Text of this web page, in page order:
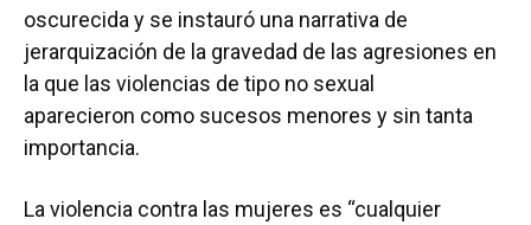
oscurecida y se instauró una narrativa de
jerarquización de la gravedad de las agresiones en
la que las violencias de tipo no sexual
aparecieron como sucesos menores y sin tanta
importancia.
La violencia contra las mujeres es “cualquier